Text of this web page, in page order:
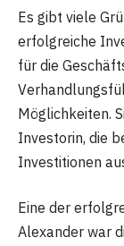
Es gibt viele
erfolgreiche
für die
Möglichkeiten.
Investorin, die
Investitionen
Eine der
Alexander war